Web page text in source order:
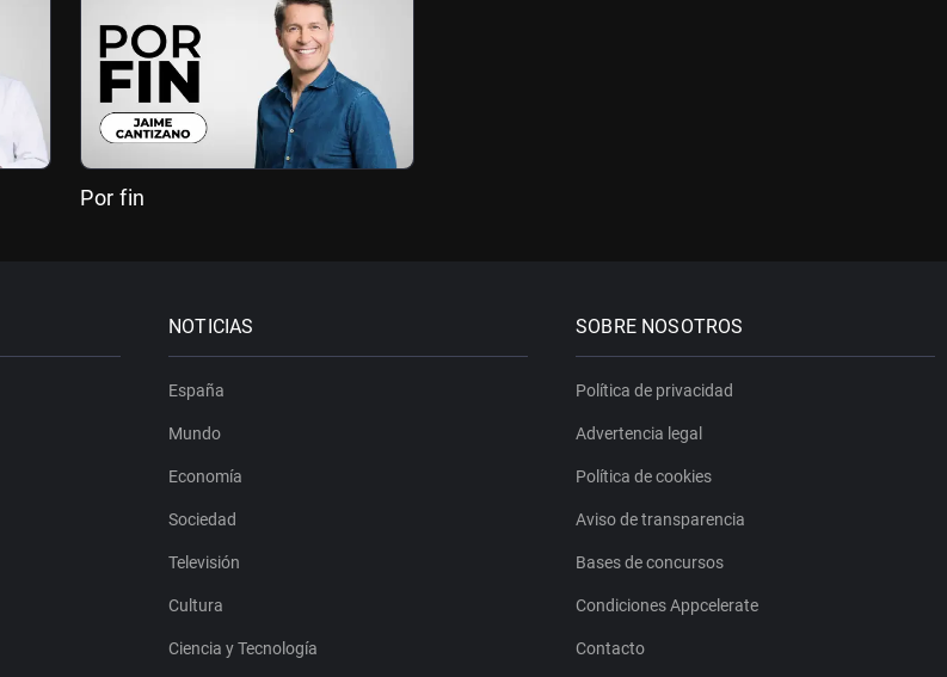
Por fin
NOTICIAS
España
Mundo
Economía
Sociedad
Televisión
Cultura
Ciencia y Tecnología
SOBRE NOSOTROS
Política de privacidad
Advertencia legal
Política de cookies
Aviso de transparencia
Bases de concursos
Condiciones Appcelerate
Contacto